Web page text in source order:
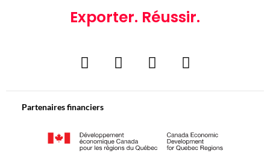
Exporter. Réussir.
Partenaires financiers